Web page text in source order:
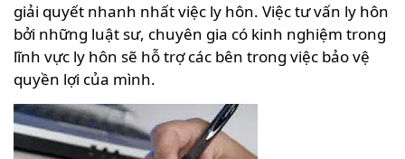
giải quyết nhanh nhất việc ly hôn. Việc tư vấn ly hôn
bởi những luật sư, chuyên gia có kinh nghiệm trong
lĩnh vực ly hôn sẽ hỗ trợ các bên trong việc bảo vệ
quyền lợi của mình.